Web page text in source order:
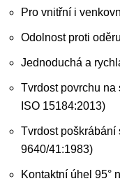
Pro vnitřní i
Odolnost proti
Jednoduchá a
Tvrdost povrchu na
ISO 15184:2013)
Tvrdost poškrábání
9640/41:1983)
Kontaktní úhel 95°